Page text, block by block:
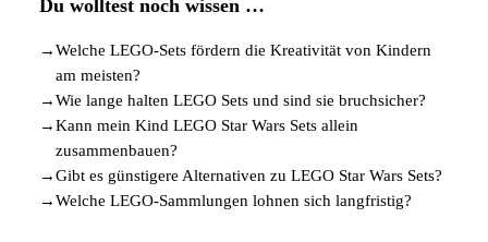
Du wolltest noch wissen …
→Welche LEGO-Sets fördern die Kreativität von Kindern
am meisten?
→Wie lange halten LEGO Sets und sind sie bruchsicher?
→Kann mein Kind LEGO Star Wars Sets allein
zusammenbauen?
→Gibt es günstigere Alternativen zu LEGO Star Wars Sets?
→Welche LEGO-Sammlungen lohnen sich langfristig?